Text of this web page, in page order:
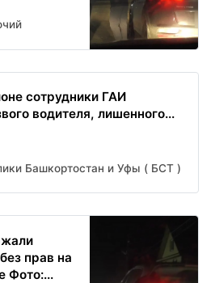
сотрудники ГАИ
водителя, лишенного...
Башкортостан и Уфы ( БСТ )
прав на
Фото:...